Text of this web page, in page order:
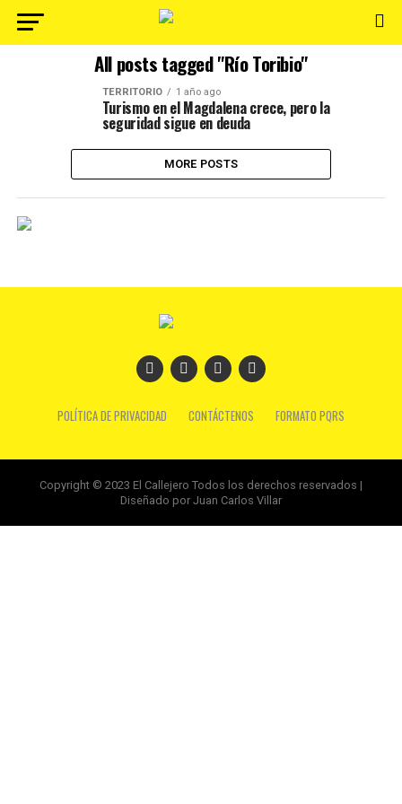
All posts tagged "Río Toribio"
TERRITORIO 1 año ago
Turismo en el Magdalena crece, pero la
seguridad sigue en deuda
MORE POSTS
POLÍTICA DE PRIVACIDAD CONTÁCTENOS FORMATO PQRS
Copyright © 2023 El Callejero Todos los derechos reservados |
Diseñado por Juan Carlos Villar